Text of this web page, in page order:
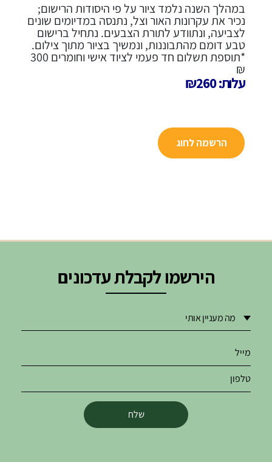
במהלך השנה נלמד ציור על פי היסודות הרישום;
נכיר את עקרונות האור וצל, נתנסה במדיומים שונים
לצביעה, ונתוודע לתורת הצבעים. נתחיל ברישום
טבע דומם מהתבוננות, ונמשיך בציור מתוך צילום.
*תוספת תשלום חד פעמי לציוד אישי וחומרים 300
₪
עלות: ₪260
הרשמה לחוג
הירשמו לקבלת עדכונים
שלח